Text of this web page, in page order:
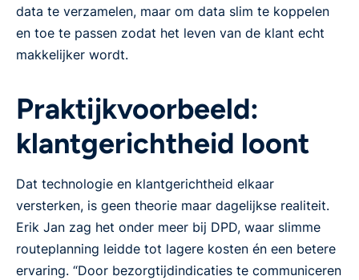
data te verzamelen, maar om data slim te koppelen
en toe te passen zodat het leven van de klant echt
makkelijker wordt.
Praktijkvoorbeeld:
klantgerichtheid loont
Dat technologie en klantgerichtheid elkaar
versterken, is geen theorie maar dagelijkse realiteit.
Erik Jan zag het onder meer bij DPD, waar slimme
routeplanning leidde tot lagere kosten én een betere
ervaring. “Door bezorgtijdindicaties te communiceren